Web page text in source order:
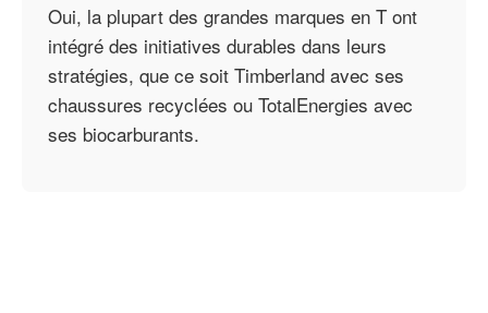
Oui, la plupart des grandes marques en T ont
intégré des initiatives durables dans leurs
stratégies, que ce soit Timberland avec ses
chaussures recyclées ou TotalEnergies avec
ses biocarburants.